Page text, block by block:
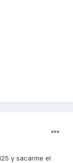
y sacarme el